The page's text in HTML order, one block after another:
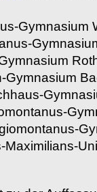
Gymnasium
Gymnasium
Maximilians-